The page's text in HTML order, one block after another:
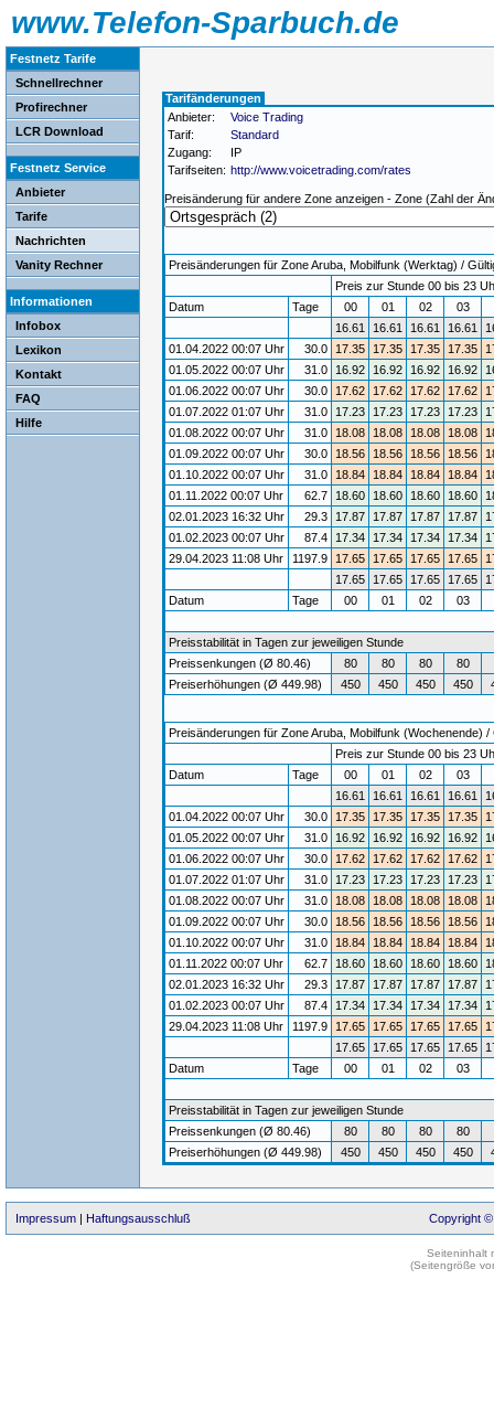
www.Telefon-Sparbuch.de
Festnetz Tarife
Schnellrechner
Profirechner
LCR Download
Festnetz Service
Anbieter
Tarife
Nachrichten
Vanity Rechner
Informationen
Infobox
Lexikon
Kontakt
FAQ
Hilfe
Tarifänderungen
Anbieter:
Voice Trading
Tarif:
Standard
Zugang:
IP
Tarifseiten: http://www.voicetrading.com/rates
Preisänderung für andere Zone anzeigen - Zone (Zahl der
Preisänderungen für Zone Aruba, Mobilfunk (Werktag) /
Preis zur Stunde 00 bis 23
Datum
Tage 00 01 02 03
16.61
16.61 16.61 16.61
01.04.2022 00:07 Uhr
30.0 17.35 17.35 17.35 17.35
01.05.2022 00:07 Uhr
31.0 16.92 16.92 16.92 16.92
01.06.2022 00:07 Uhr
30.0 17.62 17.62 17.62 17.62
01.07.2022 01:07 Uhr
31.0 17.23 17.23 17.23 17.23
01.08.2022 00:07 Uhr
31.0 18.08 18.08 18.08 18.08
01.09.2022 00:07 Uhr
30.0 18.56 18.56 18.56 18.56
01.10.2022 00:07 Uhr
31.0 18.84 18.84 18.84 18.84
01.11.2022 00:07 Uhr
62.7 18.60 18.60 18.60 18.60
02.01.2023 16:32 Uhr
29.3 17.87 17.87 17.87 17.87
01.02.2023 00:07 Uhr
87.4 17.34 17.34 17.34 17.34
29.04.2023 11:08 Uhr
1197.9 17.65 17.65 17.65 17.65
17.65
17.65 17.65 17.65
Datum
Tage 00 01 02 03
Preisstabilität in Tagen zur jeweiligen Stunde
Preissenkungen (Ø 80.46)
80 80 80 80
Preiserhöhungen (Ø 449.98)
450 450 450 450
Preisänderungen für Zone Aruba, Mobilfunk (Wochenende)
Preis zur Stunde 00 bis 23
Datum
Tage 00 01 02 03
16.61
16.61 16.61 16.61
01.04.2022 00:07 Uhr
30.0 17.35 17.35 17.35 17.35
01.05.2022 00:07 Uhr
31.0 16.92 16.92 16.92 16.92
01.06.2022 00:07 Uhr
30.0 17.62 17.62 17.62 17.62
01.07.2022 01:07 Uhr
31.0 17.23 17.23 17.23 17.23
01.08.2022 00:07 Uhr
31.0 18.08 18.08 18.08 18.08
01.09.2022 00:07 Uhr
30.0 18.56 18.56 18.56 18.56
01.10.2022 00:07 Uhr
31.0 18.84 18.84 18.84 18.84
01.11.2022 00:07 Uhr
62.7 18.60 18.60 18.60 18.60
02.01.2023 16:32 Uhr
29.3 17.87 17.87 17.87 17.87
01.02.2023 00:07 Uhr
87.4 17.34 17.34 17.34 17.34
29.04.2023 11:08 Uhr
1197.9 17.65 17.65 17.65 17.65
17.65
17.65 17.65 17.65
Datum
Tage 00 01 02 03
Preisstabilität in Tagen zur jeweiligen Stunde
Preissenkungen (Ø 80.46)
80 80 80 80
Preiserhöhungen (Ø 449.98)
450 450 450 450
Impressum | Haftungsausschluß Copyright ©
Seiteninhalt
(Seitengröße